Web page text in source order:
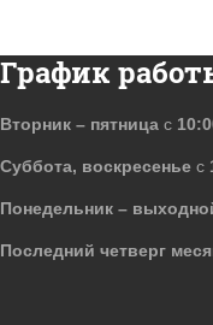
График
Вторник – пятница с
Суббота, воскресенье с
Понедельник –
Последний четверг